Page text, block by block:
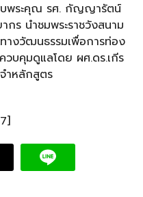
บพระคุณ รศ. กัญญารัตน์
กร นำชมพระราชวังสนาม
างวัฒนธรรมเพื่อการท่อง
บคุมดูแลโดย ผศ.ดร.เกีร
ำหลักสูตร